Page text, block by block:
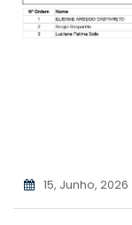
15, Junho, 2026